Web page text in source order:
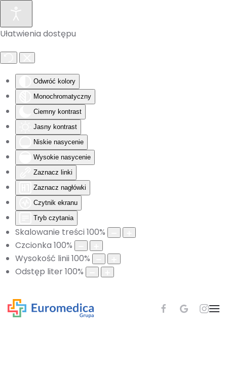
Ułatwienia dostępu
Odwróć kolory
Monochromatyczny
Ciemny kontrast
Jasny kontrast
Niskie nasycenie
Wysokie nasycenie
Zaznacz linki
Zaznacz nagłówki
Czytnik ekranu
Tryb czytania
Skalowanie treści 100%
Czcionka 100%
Wysokość linii 100%
Odstęp liter100%
Skip to main content